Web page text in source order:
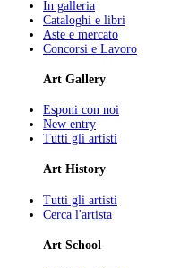
In galleria
Cataloghi e libri
Aste e mercato
Concorsi e Lavoro
Art Gallery
Esponi con noi
New entry
Tutti gli artisti
Art History
Tutti gli artisti
Cerca l'artista
Art School